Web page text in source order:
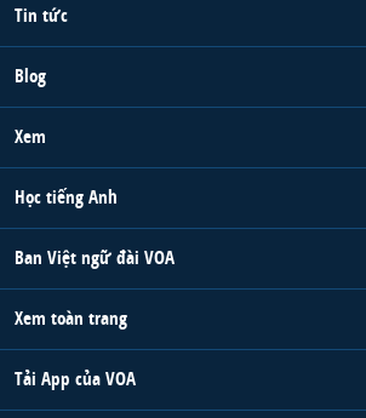
Tin tức
Blog
Xem
Học tiếng Anh
Ban Việt ngữ đài VOA
Xem toàn trang
Tải App của VOA